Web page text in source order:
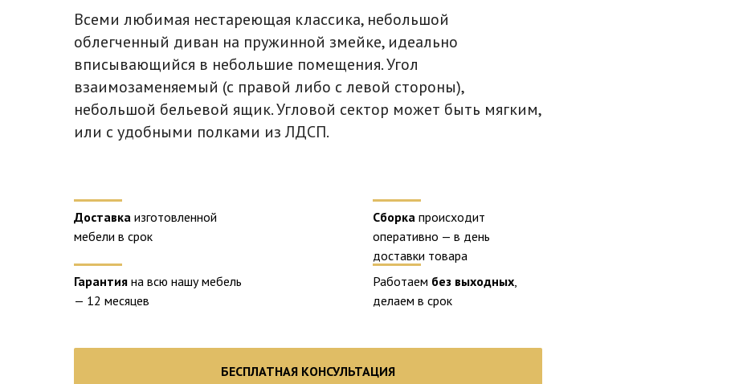
Всеми любимая нестареющая классика, небольшой
облегченный диван на пружинной змейке, идеально
вписывающийся в небольшие помещения. Угол
взаимозаменяемый (с правой либо с левой стороны),
небольшой бельевой ящик. Угловой сектор может быть мягким,
или с удобными полками из ЛДСП.
Доставка изготовленной
мебели в срок
Сборкапроисходит
оперативно — в день
доставки товара
Гарантия на всю нашу мебель
— 12 месяцев
Работаем без выходных,
делаем в срок
БЕСПЛАТНАЯ КОНСУЛЬТАЦИЯ